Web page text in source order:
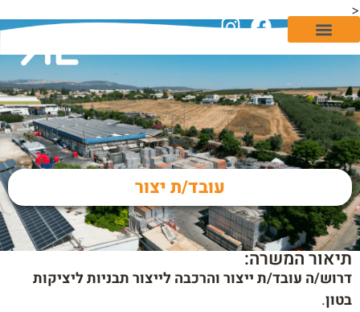
<
עובד/ת יצור
תיאור המשרה:
דרוש/ה עובד/ת ייצור והרכבה לייצור תבניות ליציקות
בטון.